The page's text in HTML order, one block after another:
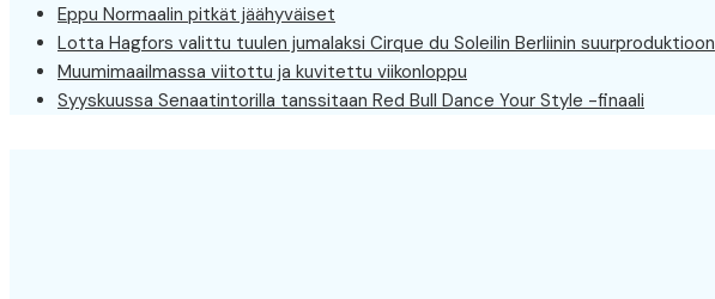
Eppu Normaalin pitkät jäähyväiset
Lotta Hagfors valittu tuulen jumalaksi Cirque du Soleilin Berliinin suurproduktioon
Muumimaailmassa viitottu ja kuvitettu viikonloppu
Syyskuussa Senaatintorilla tanssitaan Red Bull Dance Your Style -finaali